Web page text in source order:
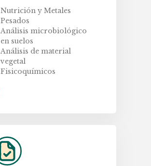
Nutrición y Metales
Pesados
Análisis microbiológico
en suelos
Análisis de material
vegetal
Fisicoquímicos